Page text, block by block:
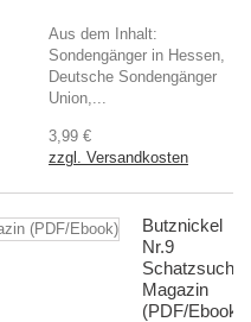
Aus dem Inhalt:
Sondengänger in Hessen,
Deutsche Sondengänger
Union,...
3,99 €
zzgl. Versandkosten
Butznickel
Nr.9
Schatzsucher
Magazin
(PDF/Ebook)